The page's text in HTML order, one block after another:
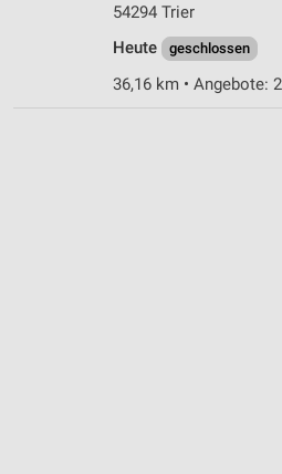
54294 Trier
Heute
geschlossen
36,16 km • Angebote: